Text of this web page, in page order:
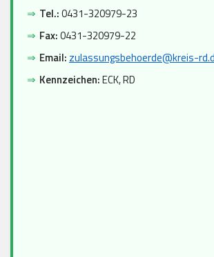
⇒ Tel.:0431-320979-23
⇒ Fax:0431-320979-22
⇒ Email: zulassungsbehoerde@kreis-
⇒ Kennzeichen:ECK, RD